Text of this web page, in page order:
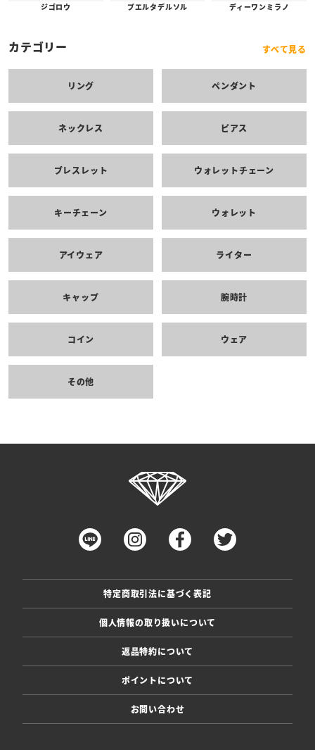
ジゴロウ プエルタデルソル ディーワンミラノ
カテゴリー すべて見る
リング ペンダント
ネックレス ピアス
ブレスレット ウォレットチェーン
キーチェーン ウォレット
アイウェア ライター
キャップ 腕時計
コイン ウェア
その他
特定商取引法に基づく表記
個人情報の取り扱いについて
返品特約について
ポイントについて
お問い合わせ